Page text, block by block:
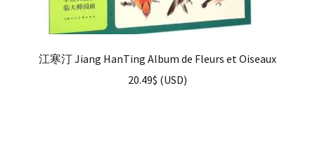
江寒汀 Jiang HanTing Album de Fleurs et Oiseaux
20.49$ (USD)